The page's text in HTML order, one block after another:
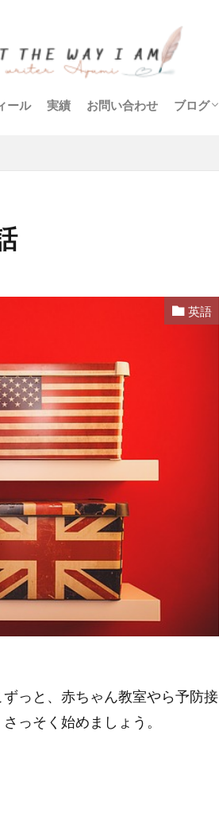
ール 実績 お問い合わせ ブログ
英語
っと、赤ちゃん教室やら予防接
っそく始めましょう。